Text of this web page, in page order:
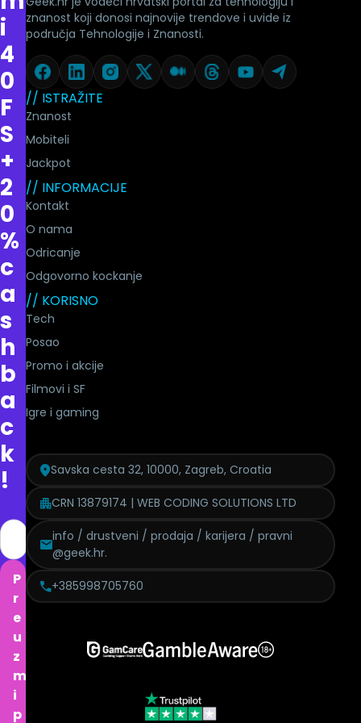
i
4
0
F
S
+
2
0
%
c
a
s
h
b
a
c
k
!
P
r
e
u
z
m
i
p
// ISTRAŽITE
Znanost
Mobiteli
Jackpot
// INFORMACIJE
Kontakt
O nama
Odricanje
Odgovorno kockanje
// KORISNO
Tech
Posao
Promo i akcije
Filmovi i SF
Igre i gaming
znanost koji donosi najnovije trendove i uvide iz
područja Tehnologije i Znanosti.
Savska cesta 32, 10000, Zagreb, Croatia
CRN 13879174 | WEB CODING SOLUTIONS LTD
info / drustveni / prodaja / karijera / pravni
@geek.hr.
+385998705760